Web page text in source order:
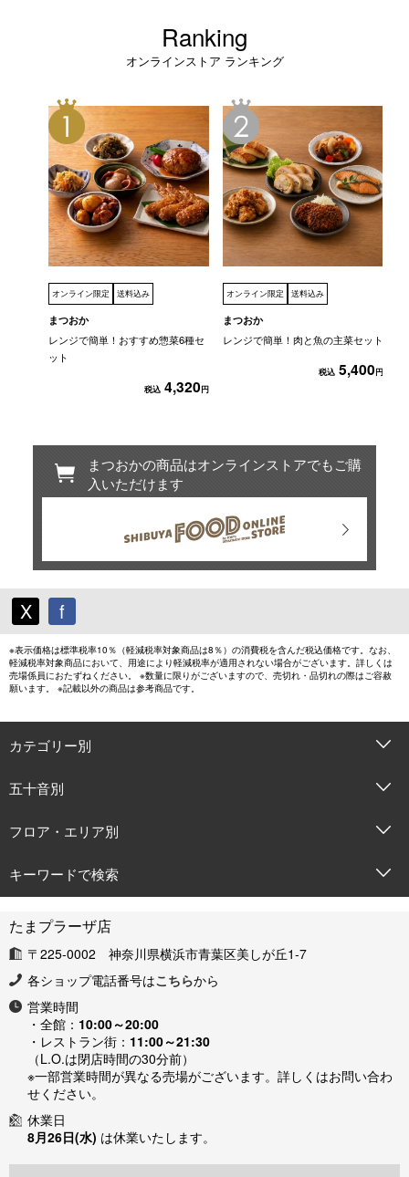
Ranking
オンラインストア ランキング
オンライン限定 送料込み
まつおか
レンジで簡単！おすすめ惣菜6種セ
ット
税込 4,320円
オンライン限定 送料込み
まつおか
レンジで簡単！肉と魚の主菜セット
税込 5,400円
まつおかの商品はオンラインストアでもご購
入いただけます
X f
※表示価格は標準税率10％（軽減税率対象商品は8％）の消費税を含んだ税込価格です。なお、
軽減税率対象商品において、用途により軽減税率が適用されない場合がございます。詳しくは
売場係員におたずねください。 ※数量に限りがございますので、売切れ・品切れの際はご容赦
願います。 ※記載以外の商品は参考商品です。
カテゴリー別
五十音別
フロア・エリア別
キーワードで検索
たまプラーザ店
〒225-0002 神奈川県横浜市青葉区美しが丘1-7
各ショップ電話番号はこちらから
営業時間
・全館： 10:00～20:00
・レストラン街： 11:00～21:30
（L.O.は閉店時間の30分前）
※一部営業時間が異なる売場がございます。詳しくはお問い合わ
せください。
休業日
8月26日(水) は休業いたします。